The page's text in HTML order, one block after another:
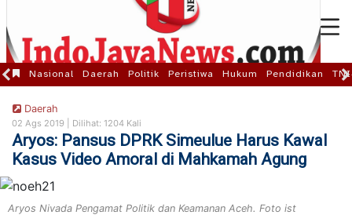
Nasional Daerah Politik Peristiwa Hukum Pendidikan
Daerah
02 Ags 2019 | Dilihat: 1204 Kali
Aryos: Pansus DPRK Simeulue Harus Kawal
Kasus Video Amoral di Mahkamah Agung
Aryos Nivada Pengamat Politik dan Keamanan Aceh. Foto ist